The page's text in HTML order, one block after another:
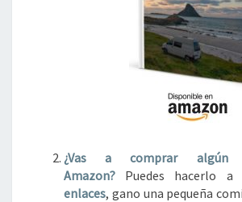
¿Vas a comprar algún
Amazon? Puedes hacerlo a
enlaces, gano una pequeña